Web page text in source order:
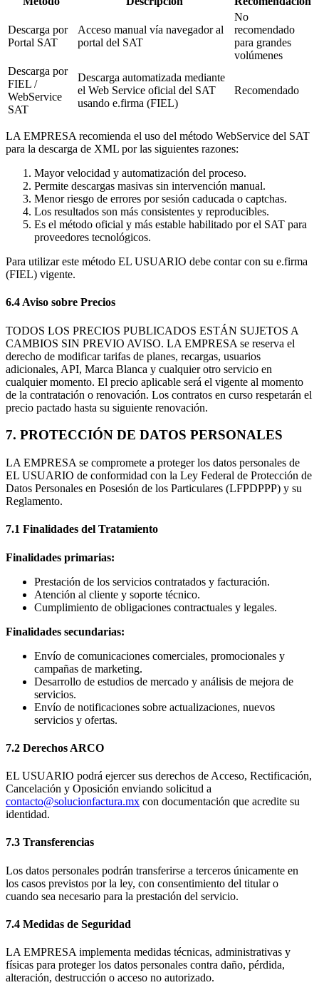
Descarga por
Portal SAT
Acceso manual vía navegador al
portal del SAT
No
recomendado
para grandes
volúmenes
Descarga por
FIEL /
WebService
SAT
Descarga automatizada mediante
el Web Service oficial del SAT
usando e.firma (FIEL)
Recomendado
LA EMPRESA recomienda el uso del método WebService del SAT
para la descarga de XML por las siguientes razones:
Mayor velocidad y automatización del proceso.
Permite descargas masivas sin intervención manual.
Menor riesgo de errores por sesión caducada o captchas.
Los resultados son más consistentes y reproducibles.
Es el método oficial y más estable habilitado por el SAT para
proveedores tecnológicos.
Para utilizar este método EL USUARIO debe contar con su e.firma
(FIEL) vigente.
6.4 Aviso sobre Precios
TODOS LOS PRECIOS PUBLICADOS ESTÁN SUJETOS A
CAMBIOS SIN PREVIO AVISO. LA EMPRESA se reserva el
derecho de modificar tarifas de planes, recargas, usuarios
adicionales, API, Marca Blanca y cualquier otro servicio en
cualquier momento. El precio aplicable será el vigente al momento
de la contratación o renovación. Los contratos en curso respetarán el
precio pactado hasta su siguiente renovación.
7. PROTECCIÓN DE DATOS PERSONALES
LA EMPRESA se compromete a proteger los datos personales de
EL USUARIO de conformidad con la Ley Federal de Protección de
Datos Personales en Posesión de los Particulares (LFPDPPP) y su
Reglamento.
7.1 Finalidades del Tratamiento
Finalidades primarias:
Prestación de los servicios contratados y facturación.
Atención al cliente y soporte técnico.
Cumplimiento de obligaciones contractuales y legales.
Finalidades secundarias:
Envío de comunicaciones comerciales, promocionales y
campañas de marketing.
Desarrollo de estudios de mercado y análisis de mejora de
servicios.
Envío de notificaciones sobre actualizaciones, nuevos
servicios y ofertas.
7.2 Derechos ARCO
EL USUARIO podrá ejercer sus derechos de Acceso, Rectificación,
Cancelación y Oposición enviando solicitud a
contacto@solucionfactura.mx con documentación que acredite su
identidad.
7.3 Transferencias
Los datos personales podrán transferirse a terceros únicamente en
los casos previstos por la ley, con consentimiento del titular o
cuando sea necesario para la prestación del servicio.
7.4 Medidas de Seguridad
LA EMPRESA implementa medidas técnicas, administrativas y
físicas para proteger los datos personales contra daño, pérdida,
alteración, destrucción o acceso no autorizado.